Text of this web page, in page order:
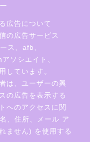
広告について
の広告サービス
ス、afb、
ソシエイト、
しています。
は、ユーザーの興
の広告を表示する
へのアクセスに関
、住所、メール ア
ません) を使用する